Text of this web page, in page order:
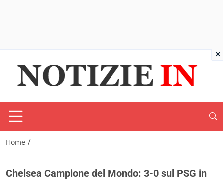
Home /
Chelsea Campione del Mondo: 3-0 sul PSG in
×